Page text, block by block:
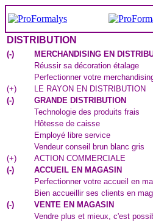
DISTRIBUTION
(-)
MERCHANDISING EN
Réussir sa décoration étalage
Perfectionner votre
(+)
LE RAYON EN DISTRIBUTION
(-)
GRANDE DISTRIBUTION
Technologie des produits frais
Hôtesse de caisse
Employé libre service
Vendeur conseil brun blanc gris
(+)
ACTION COMMERCIALE
(-)
ACCUEIL EN MAGASIN
Perfectionner votre accueil en
Bien accueillir ses clients en
(-)
VENTE EN MAGASIN
Vendre plus et mieux, c'est